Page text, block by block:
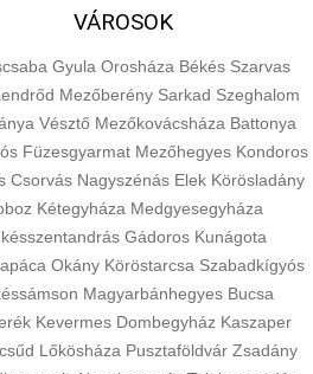
VÁROSOK
Gyula Orosháza Békés Szarvas
Mezőberény Sarkad Szeghalom
Vésztő Mezőkovácsháza Battonya
Füzesgyarmat Mezőhegyes Kondoros
Csorvás Nagyszénás Elek Körösladány
Kétegyháza Medgyesegyháza
Gádoros Kunágota
Okány Köröstarcsa Szabadkígyós
Magyarbánhegyes Bucsa
Kevermes Dombegyház Kaszaper
Lőkösháza Pusztaföldvár Zsadány